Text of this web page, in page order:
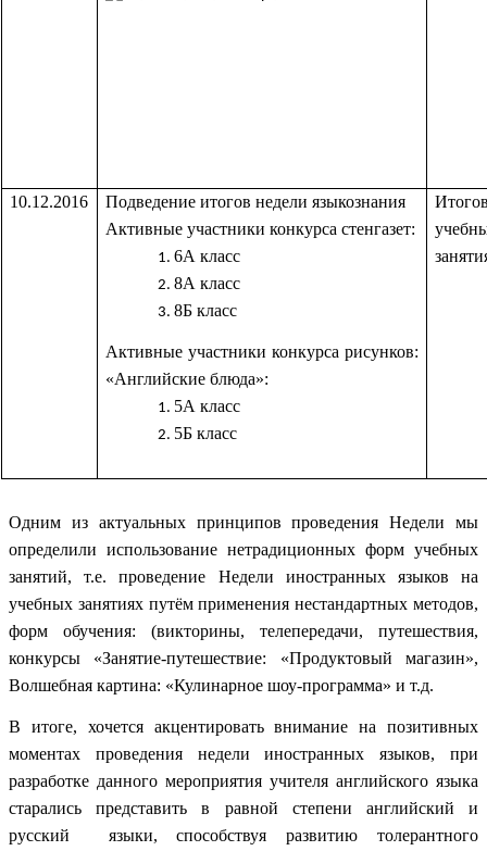
10.12.2016
Подведение итогов недели языкознания
Активные участники конкурса стенгазет:
6А класс
8А класс
8Б класс
Активные участники конкурса рисунков:
«Английские блюда»:
5А класс
5Б класс
Одним из актуальных принципов проведения Недели мы
определили использование нетрадиционных форм учебных
занятий, т.е. проведение Недели иностранных языков на
учебных занятиях путём применения нестандартных методов,
форм обучения: (викторины, телепередачи, путешествия,
конкурсы «Занятие-путешествие: «Продуктовый магазин»,
Волшебная картина: «Кулинарное шоу-программа» и т.д.
В итоге, хочется акцентировать внимание на позитивных
моментах проведения недели иностранных языков, при
разработке данного мероприятия учителя английского языка
старались представить в равной степени английский и
русский языки, способствуя развитию толерантного